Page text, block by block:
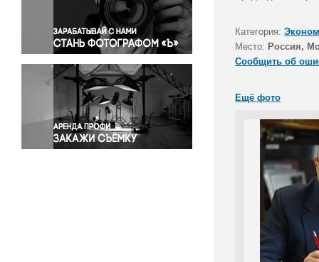
Правосудие
Происшествия и конфликты
Религия
Светская жизнь
Спорт
Экология
Экономика и бизнес
Категория:
Место: Россия,
Сообщить об
Ещё фото